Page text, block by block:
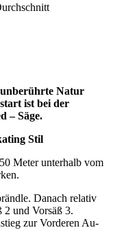
Natur
ist bei der
– Säge.
Stil
Meter unterhalb vom
Danach relativ
2 und Vorsäß 3.
zur Vorderen Au-